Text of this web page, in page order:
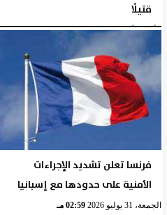
قتيلًا
الأحد، 2 أغسطس 2026 05:30 مـ
فرنسا تعلن تشديد الإجراءات
الأمنية على حدودها مع إسبانيا
الجمعة، 31 يوليو 2026 02:59 مـ